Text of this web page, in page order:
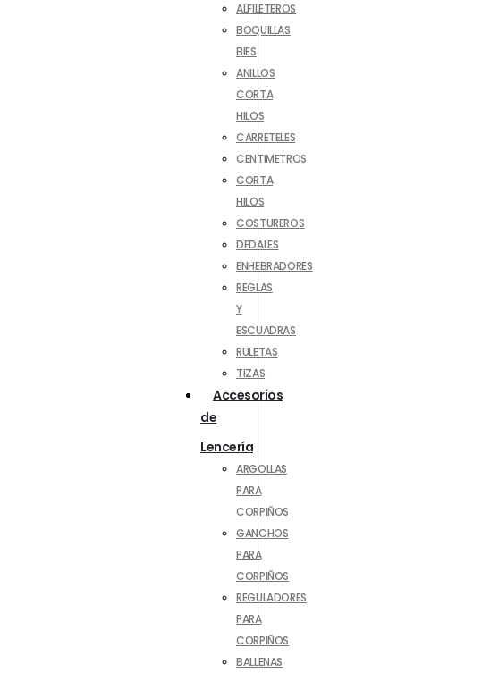
ALFILETEROS
BOQUILLAS
BIES
ANILLOS
CORTA
HILOS
CARRETELES
CENTIMETROS
CORTA
HILOS
COSTUREROS
DEDALES
ENHEBRADORES
REGLAS
Y
ESCUADRAS
RULETAS
TIZAS
Accesorios
de
Lencería
ARGOLLAS
PARA
CORPIÑOS
GANCHOS
PARA
CORPIÑOS
REGULADORES
PARA
CORPIÑOS
BALLENAS